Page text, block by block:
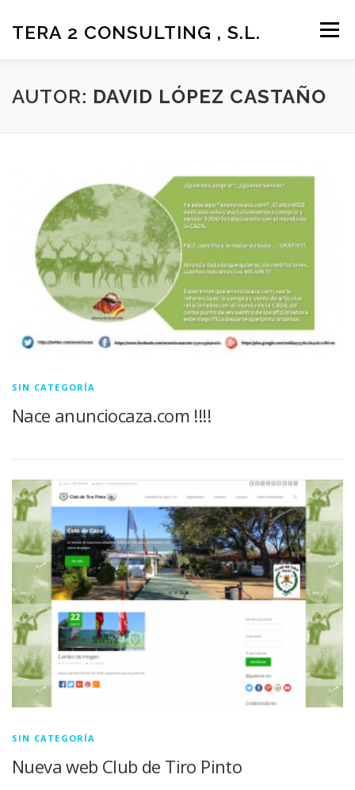
contenido
TERA 2 CONSULTING , S.L. Menú
LA EMPRESA SOLUCIONES Y SERVICIOS
CONTACTO MÁS
AUTOR: DAVID LÓPEZ CASTAÑO
SIN CATEGORÍA
Nace anunciocaza.com !!!!
SIN CATEGORÍA
Nueva web Club de Tiro Pinto